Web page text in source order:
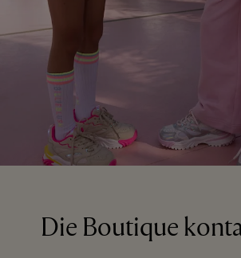
Die Boutique